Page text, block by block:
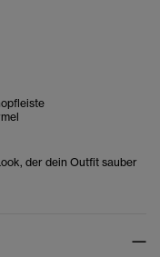
der dein Outfit sauber